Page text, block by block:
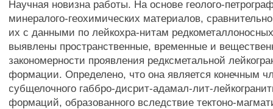
Научная новизна работы. На основе геолого-
минералого-геохимических материалов,
их с данными по лейкохра-нитам
выявлены пространственные, временные и
закономерности проявления редксметальной
формации. Определено, что она является конечным
субщелочного габбро-дисрит-адамал-лит-
формаций, образованного вследствие тектоно-